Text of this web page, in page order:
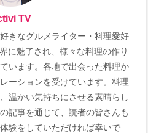
TV
きなグルメライター・料理愛好
に魅了され、様々な料理の作り
います。各地で出会った料理か
ーションを受けています。料理
温かい気持ちにさせる素晴らし
記事を通じて、読者の皆さんも
験をしていただければ幸いで